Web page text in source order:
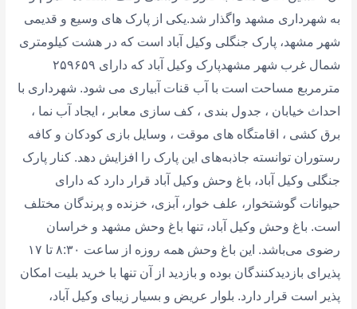
به شهرداری مشهد واگذار شد.یکی از پارک های وسیع و قدیمی
شهر مشهد، پارک جنگلی وکیل آباد است که در هشت کیلومتری
شمال غرب شهر مشهدپارک وکیل آباد که دارای ۲۵۹۶۵۹
مترمربع مساحت است با آب قنات آبیاری می شود. شهرداری با
احداث خیابان ، جدول بندی ، کف سازی معابر ، ایجاد آب نما ،
برق کشی ، اقامتگاه های موقت ، وسایل بازی کودکان و کافه
رستوران توانسته جاذبه‌های این پارک را افزایش دهد. کنار پارک
جنگلی وکیل آباد، باغ وحش وکیل آباد قرار دارد که دارای
حیوانات گوشتخوار، علف خوار، آبزی، خزنده و پرندگان مختلف
است. باغ وحش وکیل آباد، تنها باغ وحش مشهد و خراسان
رضوی می‌باشد. این باغ وحش همه روزه از ساعت ۸:۳۰ تا ۱۷
پذیرای بازدیدکنندگان بوده و بازدید از آن تنها با خرید بلیت امکان
پذیر است قرار دارد. بلوار عریض و بسیار زیبای وکیل آباد،